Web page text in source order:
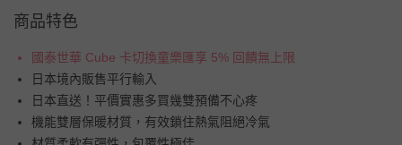
商品特色
國泰世華 Cube 卡切換童樂匯享 5% 回饋無上限
日本境內販售平行輸入
日本直送！平價實惠多買幾雙預備不心疼
機能雙層保暖材質，有效鎖住熱氣阻絕冷氣